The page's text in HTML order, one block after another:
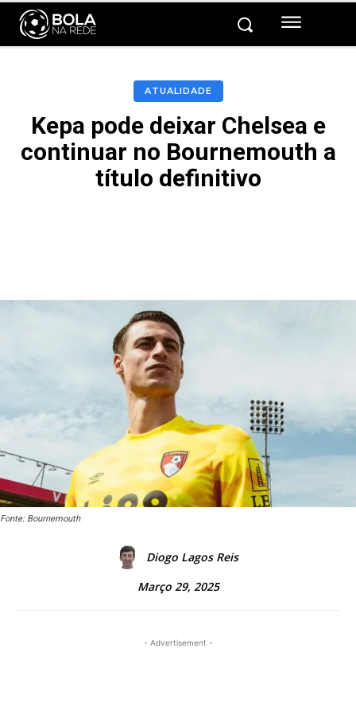
ATUALIDADE
Kepa pode deixar Chelsea e
continuar no Bournemouth a
título definitivo
Fonte: Bournemouth
Diogo Lagos Reis
Março 29, 2025
- Advertisement -